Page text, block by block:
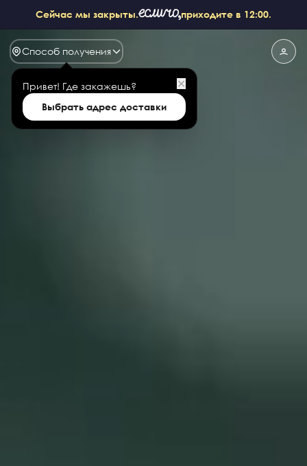
Сейчас мы закрыты. приходите в 12:00.
Способ получения
Привет! Где закажешь? ✕
Выбрать адрес доставки